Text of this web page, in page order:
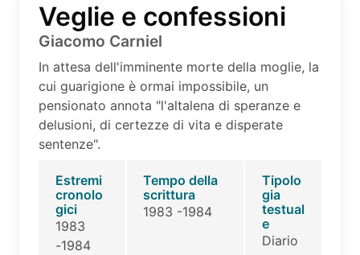
Veglie e confessioni
Giacomo Carniel
In attesa dell'imminente morte della moglie, la
cui guarigione è ormai impossibile, un
pensionato annota "l'altalena di speranze e
delusioni, di certezze di vita e disperate
sentenze".
Estremi
cronolo
gici
1983
-1984
Tempo della
scrittura
1983 -1984
Tipolo
gia
testual
e
Diario